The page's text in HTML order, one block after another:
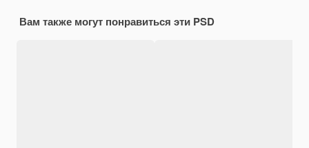
Вам также могут понравиться эти PSD